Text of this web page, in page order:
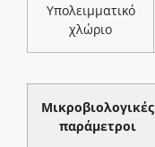
Υπολειμματικό
χλώριο
Μικροβιολογικές
παράμετροι